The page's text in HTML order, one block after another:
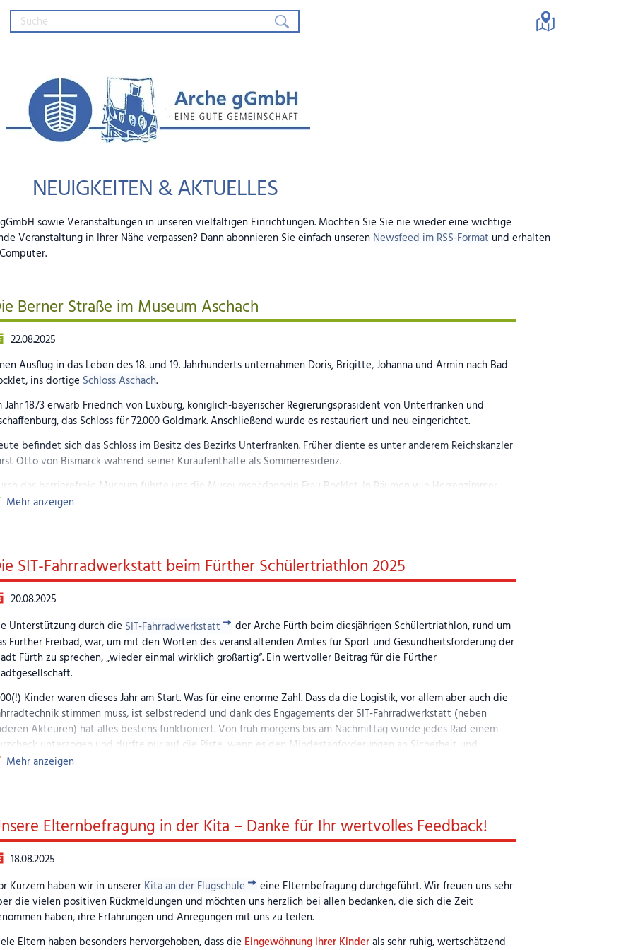
NEUIGKEITEN & AKTUELLES
sowie Veranstaltungen in unseren vielfältigen Einrichtungen. Möchten Sie Sie nie wieder eine wichtige
Veranstaltung in Ihrer Nähe verpassen? Dann abonnieren Sie einfach unseren Newsfeed im RSS-Format und erhalten
Berner Straße im Museum Aschach
22.08.2025
Ausflug in das Leben des 18. und 19. Jahrhunderts unternahmen Doris, Brigitte, Johanna und Armin nach Bad
ins dortige Schloss Aschach.
Jahr 1873 erwarb Friedrich von Luxburg, königlich-bayerischer Regierungspräsident von Unterfranken und
das Schloss für 72.000 Goldmark. Anschließend wurde es restauriert und neu eingerichtet.
befindet sich das Schloss im Besitz des Bezirks Unterfranken. Früher diente es unter anderem Reichskanzler
Otto von Bismarck während seiner Kuraufenthalte als Sommerresidenz.
das barrierefreie Museum führte uns die Museumspädagogin Frau Bocklet. In Räumen wie Herrenzimmer,
Schlaf- und Speisezimmer erhielten wir einen lebendigen Einblick in das damalige Leben.
(Anklicken zum Vergrößern)
Mehr anzeigen
SIT-Fahrradwerkstatt beim Fürther Schülertriathlon 2025
20.08.2025
Unterstützung durch die SIT-Fahrradwerkstatt
der Arche Fürth beim diesjährigen Schülertriathlon, rund um
Fürther Freibad, war, um mit den Worten des veranstaltenden Amtes für Sport und Gesundheitsförderung der
Fürth zu sprechen, „wieder einmal wirklich großartig“. Ein wertvoller Beitrag für die Fürther
Kinder waren dieses Jahr am Start. Was für eine enorme Zahl. Dass da die Logistik, vor allem aber auch die
stimmen muss, ist selbstredend und dank des Engagements der SIT-Fahrradwerkstatt (neben
Akteuren) hat alles bestens funktioniert. Von früh morgens bis am Nachmittag wurde jedes Rad einem
unterzogen und durfte nur auf die Piste, wenn es den Mindestanforderungen an Sicherheit und
entsprach. Auch kleine Reparaturen wurden vor Ort, beim „Boxenstopp“ geleistet und den Reifen
· RUN“
von einem der Ehrenamtlichen
Stadt Fürth bedankte sich mit einer großzügigen Spende für die gemeinnützige Fahrradwerkstatt. Sicher wird
gute Kooperation auch im kommenden Jahr wieder fortgesetzt.
(Anklicken zum Vergrößern)
Mehr anzeigen
Elternbefragung in der Kita – Danke für Ihr wertvolles Feedback!
18.08.2025
Kurzem haben wir in unserer Kita an der Flugschule
eine Elternbefragung durchgeführt. Wir freuen uns sehr
die vielen positiven Rückmeldungen und möchten uns herzlich bei allen bedanken, die sich die Zeit
haben, ihre Erfahrungen und Anregungen mit uns zu teilen.
Eltern haben besonders hervorgehoben, dass die Eingewöhnung ihrer Kinderals sehr ruhig, wertschätzend